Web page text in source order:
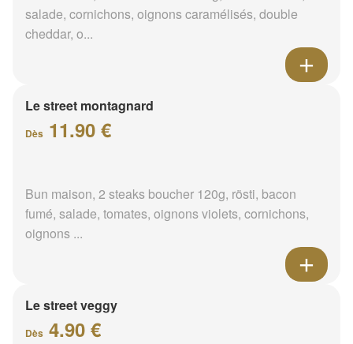
salade, cornichons, oignons caramélisés, double
cheddar, o...
Le street montagnard
Dès 11.90 €
Bun maison, 2 steaks boucher 120g, rösti, bacon
fumé, salade, tomates, oignons violets, cornichons,
oignons ...
Le street veggy
Dès 4.90 €